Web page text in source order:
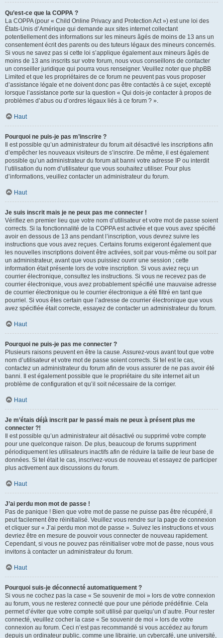
Qu’est-ce que la COPPA ?
La COPPA (pour « Child Online Privacy and Protection Act ») est une loi des
États-Unis d’Amérique qui demande aux sites internet collectant
potentiellement des informations sur les mineurs âgés de moins de 13 ans un
consentement écrit des parents ou des tuteurs légaux des mineurs concernés.
Si vous ne savez pas si cette loi s’applique également aux mineurs âgés de
moins de 13 ans inscrits sur votre forum, nous vous conseillons de contacter
un conseiller juridique qui pourra vous renseigner. Veuillez noter que phpBB
Limited et que les propriétaires de ce forum ne peuvent pas vous proposer
d’assistance légale et ne doivent donc pas être contactés à ce sujet, excepté
lorsque l’assistance porte sur la question « Qui dois-je contacter à propos de
problèmes d’abus ou d’ordres légaux liés à ce forum ? ».
Haut
Pourquoi ne puis-je pas m’inscrire ?
Il est possible qu’un administrateur du forum ait désactivé les inscriptions afin
d’empêcher les nouveaux visiteurs de s’inscrire. De même, il est également
possible qu’un administrateur du forum ait banni votre adresse IP ou interdit
l’utilisation du nom d’utilisateur que vous souhaitez utiliser. Pour plus
d’informations, veuillez contacter un administrateur du forum.
Haut
Je suis inscrit mais je ne peux pas me connecter !
Vérifiez en premier lieu que votre nom d’utilisateur et votre mot de passe soient
corrects. Si la fonctionnalité de la COPPA est activée et que vous avez spécifié
avoir en dessous de 13 ans pendant l’inscription, vous devrez suivre les
instructions que vous avez reçues. Certains forums exigeront également que
les nouvelles inscriptions doivent être activées, soit par vous-même ou soit par
un administrateur, avant que vous puissiez ouvrir une session ; cette
information était présente lors de votre inscription. Si vous aviez reçu un
courrier électronique, consultez les instructions. Si vous ne recevez pas de
courrier électronique, vous avez probablement spécifié une mauvaise adresse
de courrier électronique ou le courrier électronique a été filtré en tant que
pourriel. Si vous êtes certain que l’adresse de courrier électronique que vous
avez spécifiée était correcte, essayez de contacter un administrateur du forum.
Haut
Pourquoi ne puis-je pas me connecter ?
Plusieurs raisons peuvent en être la cause. Assurez-vous avant tout que votre
nom d’utilisateur et votre mot de passe soient corrects. Si tel est le cas,
contactez un administrateur du forum afin de vous assurer de ne pas avoir été
banni. Il est également possible que le propriétaire du site internet ait un
problème de configuration et qu’il soit nécessaire de la corriger.
Haut
Je m’étais déjà inscrit par le passé mais ne peux à présent plus me
connecter ?!
Il est possible qu’un administrateur ait désactivé ou supprimé votre compte
pour une quelconque raison. De plus, beaucoup de forums suppriment
périodiquement les utilisateurs inactifs afin de réduire la taille de leur base de
données. Si tel était le cas, inscrivez-vous de nouveau et essayez de participer
plus activement aux discussions du forum.
Haut
J’ai perdu mon mot de passe !
Pas de panique ! Bien que votre mot de passe ne puisse pas être récupéré, il
peut facilement être réinitialisé. Veuillez vous rendre sur la page de connexion
et cliquer sur « J’ai perdu mon mot de passe ». Suivez les instructions et vous
devriez être en mesure de pouvoir vous connecter de nouveau rapidement.
Cependant, si vous ne pouvez pas réinitialiser votre mot de passe, nous vous
invitons à contacter un administrateur du forum.
Haut
Pourquoi suis-je déconnecté automatiquement ?
Si vous ne cochez pas la case « Se souvenir de moi » lors de votre connexion
au forum, vous ne resterez connecté que pour une période prédéfinie. Cela
permet d’éviter que votre compte soit utilisé par quelqu’un d’autre. Pour rester
connecté, veuillez cocher la case « Se souvenir de moi » lors de votre
connexion au forum. Ceci n’est pas recommandé si vous accédez au forum
depuis un ordinateur public, comme une librairie, un cybercafé, une université,